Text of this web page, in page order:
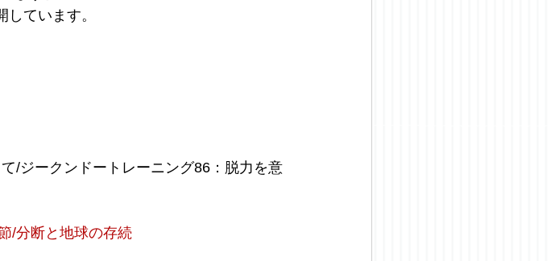
ています。
/ジークンドートレーニング86：脱力を意
/分断と地球の存続